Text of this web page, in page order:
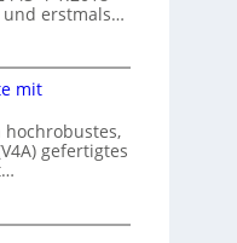
und erstmals…
mit
gefertigtes